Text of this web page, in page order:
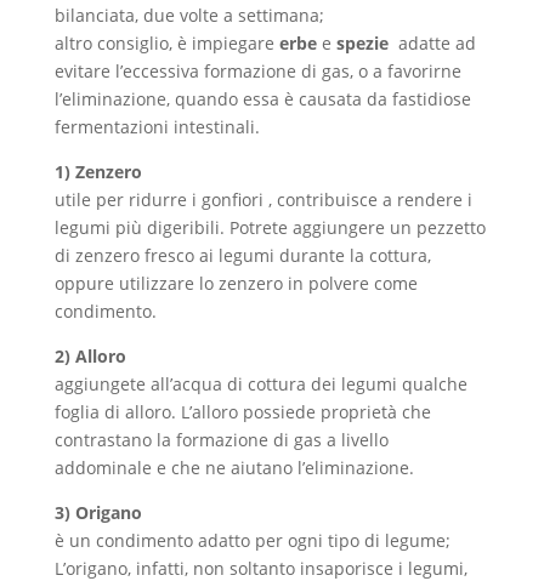
bilanciata, due volte a settimana;
altro consiglio, è impiegare erbee spezieadatte ad
evitare l’eccessiva formazione di gas, o a favorirne
l’eliminazione, quando essa è causata da fastidiose
fermentazioni intestinali.
1) Zenzero
utile per ridurre i gonfiori , contribuisce a rendere i
legumi più digeribili. Potrete aggiungere un pezzetto
di zenzero fresco ai legumi durante la cottura,
oppure utilizzare lo zenzero in polvere come
condimento.
2) Alloro
aggiungete all’acqua di cottura dei legumi qualche
foglia di alloro. L’alloro possiede proprietà che
contrastano la formazione di gas a livello
addominale e che ne aiutano l’eliminazione.
3) Origano
è un condimento adatto per ogni tipo di legume;
L’origano, infatti, non soltanto insaporisce i legumi,